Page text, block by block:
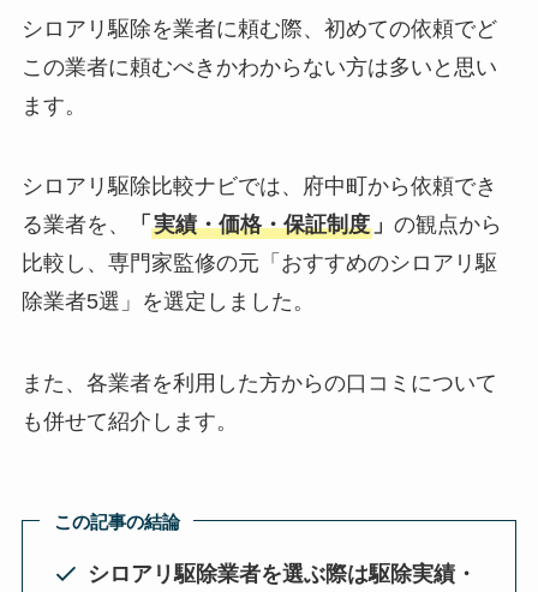
シロアリ駆除を業者に頼む際、初めての依頼でど
この業者に頼むべきかわからない方は多いと思い
ます。
シロアリ駆除比較ナビでは、府中町から依頼でき
る業者を、
「 実績・価格・保証制度」 の観点から
比較し、専門家監修の元「おすすめのシロアリ駆
除業者5選」を選定しました。
また、各業者を利用した方からの口コミについて
も併せて紹介します。
この記事の結論
シロアリ駆除業者を選ぶ際は駆除実績・